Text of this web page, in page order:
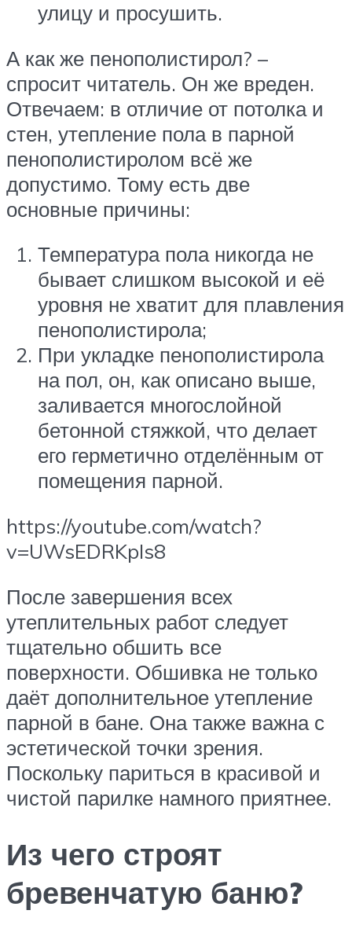
улицу и просушить.
А как же пенополистирол? –
спросит читатель. Он же вреден.
Отвечаем: в отличие от потолка и
стен, утепление пола в парной
пенополистиролом всё же
допустимо. Тому есть две
основные причины:
Температура пола никогда не
бывает слишком высокой и её
уровня не хватит для плавления
пенополистирола;
При укладке пенополистирола
на пол, он, как описано выше,
заливается многослойной
бетонной стяжкой, что делает
его герметично отделённым от
помещения парной.
https://youtube.com/watch?
v=UWsEDRKpIs8
После завершения всех
утеплительных работ следует
тщательно обшить все
поверхности. Обшивка не только
даёт дополнительное утепление
парной в бане. Она также важна с
эстетической точки зрения.
Поскольку париться в красивой и
чистой парилке намного приятнее.
Из чего строят
бревенчатую баню?